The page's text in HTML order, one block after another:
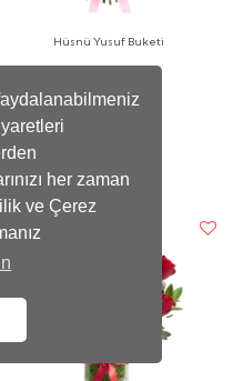
her zaman
ve Çerez
Hüsnü Yusuf Buketi